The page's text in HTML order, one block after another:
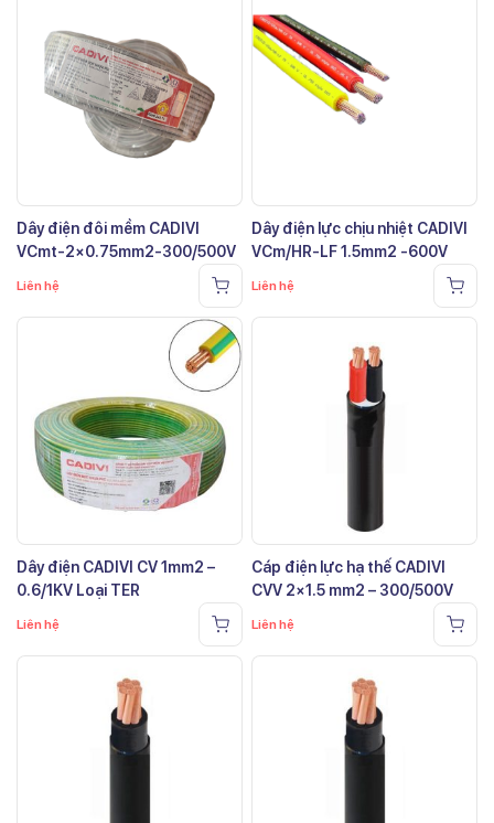
Dây điện đôi mềm CADIVI
VCmt-2×0.75mm2-300/500V
Liên hệ
Dây điện lực chịu nhiệt CADIVI
VCm/HR-LF 1.5mm2 -600V
Liên hệ
Dây điện CADIVI CV 1mm2 –
0.6/1KV Loại TER
Liên hệ
Cáp điện lực hạ thế CADIVI
CVV 2×1.5 mm2 – 300/500V
Liên hệ